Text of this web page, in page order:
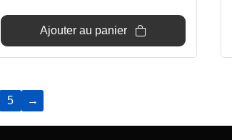
Ajouter au panier
5 →